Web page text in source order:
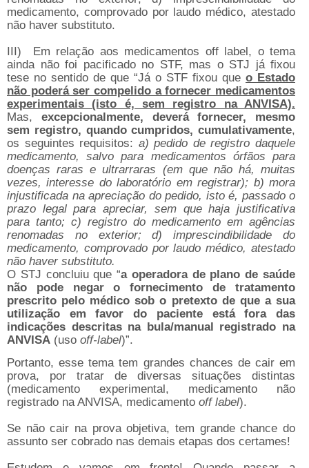
medicamento, comprovado por laudo médico, atestado
não haver substituto.
III)
Em relação aos medicamentos off label, o tema
ainda não foi pacificado no STF, mas o STJ já fixou
tese no sentido de que “Já o STF fixou que o Estado
não poderá ser compelido a fornecer medicamentos
experimentais (isto é, sem registro na ANVISA).
Mas, excepcionalmente, deverá fornecer, mesmo
sem registro, quando cumpridos, cumulativamente,
os seguintes requisitos: a) pedido de registro daquele
medicamento, salvo para medicamentos órfãos para
doenças raras e ultrarraras (em que não há, muitas
vezes, interesse do laboratório em registrar); b) mora
injustificada na apreciação do pedido, isto é, passado o
prazo legal para apreciar, sem que haja justificativa
para tanto; c) registro do medicamento em agências
renomadas no exterior; d) imprescindibilidade do
medicamento, comprovado por laudo médico, atestado
não haver substituto.
O STJ concluiu que “a operadora de plano de saúde
não pode negar o fornecimento de tratamento
prescrito pelo médico sob o pretexto de que a sua
utilização em favor do paciente está fora das
indicações descritas na bula/manual registrado na
ANVISA (uso off-label)”.
Portanto, esse tema tem grandes chances de cair em
prova, por tratar de diversas situações distintas
(medicamento experimental, medicamento não
registrado na ANVISA, medicamento off label).
Se não cair na prova objetiva, tem grande chance do
assunto ser cobrado nas demais etapas dos certames!